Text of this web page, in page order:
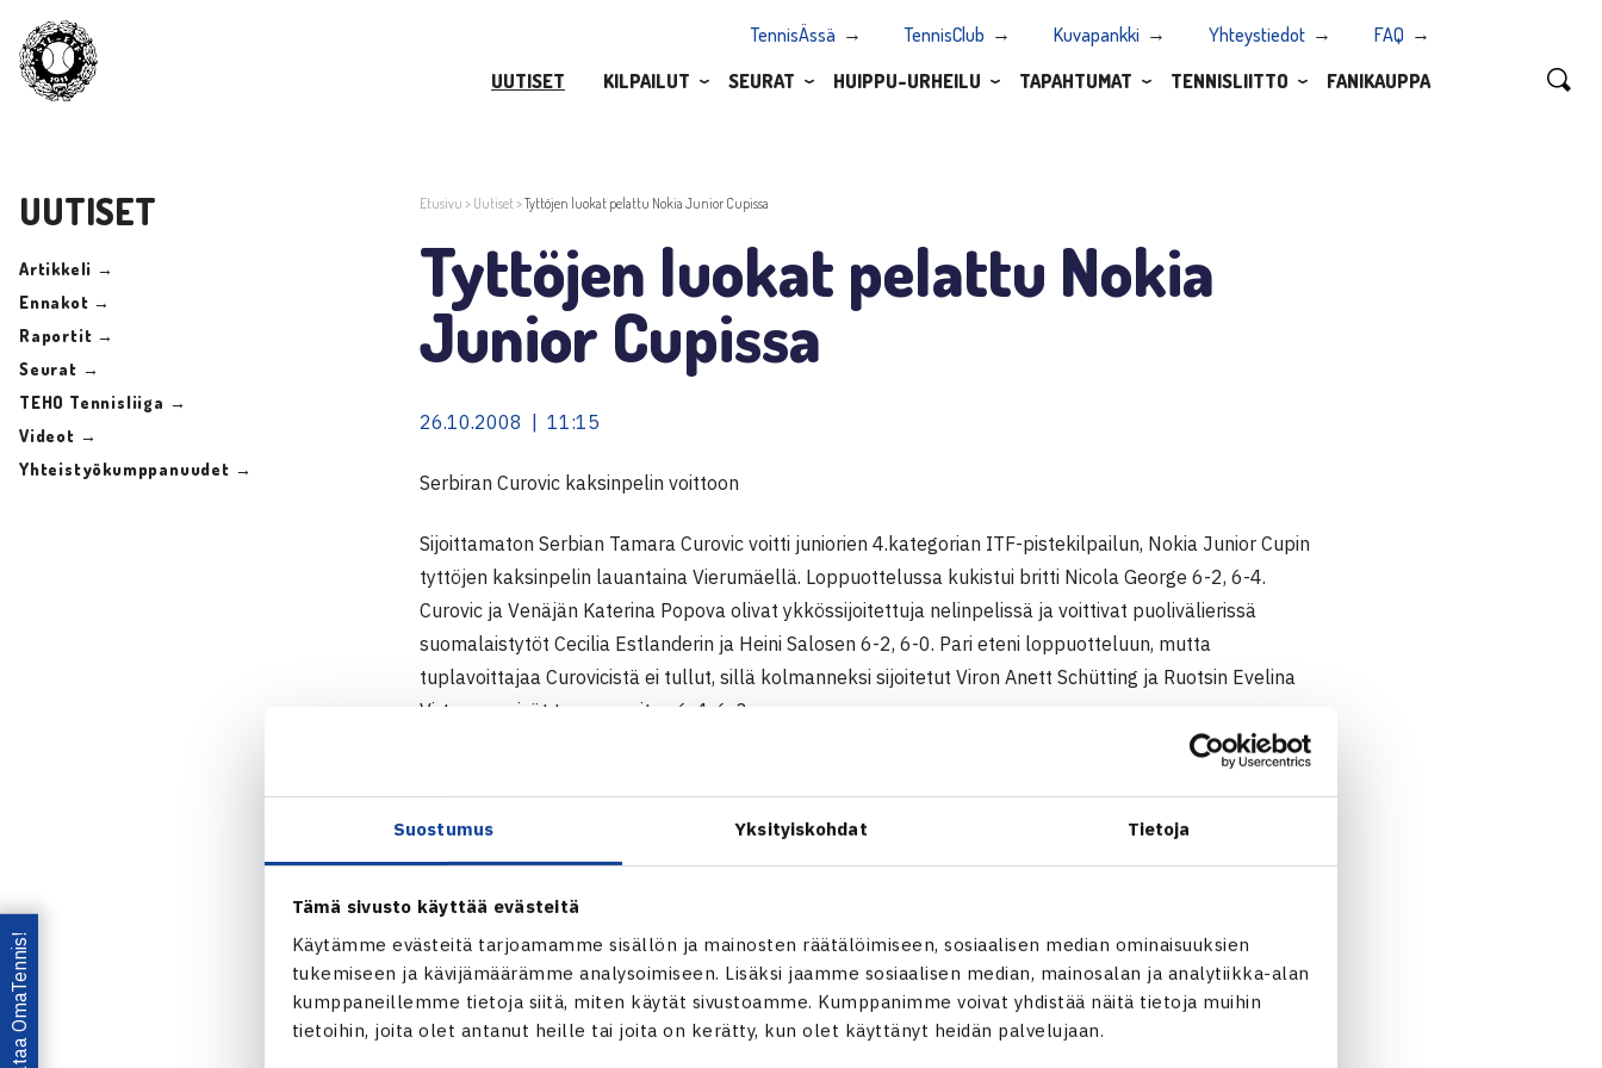
Suostumus Yksityiskohdat Tietoja
Tämä sivusto käyttää evästeitä
Käytämme evästeitä tarjoamamme sisällön ja mainosten räätälöimiseen, sosiaalisen median ominaisuuksien
tukemiseen ja kävijämäärämme analysoimiseen. Lisäksi jaamme sosiaalisen median, mainosalan ja analytiikka-alan
kumppaneillemme tietoja siitä, miten käytät sivustoamme. Kumppanimme voivat yhdistää näitä tietoja muihin
tietoihin, joita olet antanut heille tai joita on kerätty, kun olet käyttänyt heidän palvelujaan.
TennisÄssä TennisClub Kuvapankki Yhteystiedot
FAQ
UUTISET
KILPAILUT SEURAT HUIPPU-URHEILU TAPAHTUMAT TENNISLIITTO FANIKAUPPA
UUTISET
Artikkeli →
Ennakot →
Raportit →
Seurat →
TEHO Tennisliiga →
Videot →
Yhteistyökumppanuudet →
Etusivu > Uutiset>Tyttöjen luokat pelattu Nokia Junior Cupissa
Tyttöjen luokat pelattu Nokia
Junior Cupissa
26.10.2008 | 11:15
Serbiran Curovic kaksinpelin voittoon
Sijoittamaton Serbian Tamara Curovic voitti juniorien 4.kategorian ITF-pistekilpailun, Nokia Junior Cupin
tyttöjen kaksinpelin lauantaina Vierumäellä. Loppuottelussa kukistui britti Nicola George 6-2, 6-4.
Curovic ja Venäjän Katerina Popova olivat ykkössijoitettuja nelinpelissä ja voittivat puolivälierissä
suomalaistytöt Cecilia Estlanderin ja Heini Salosen 6-2, 6-0. Pari eteni loppuotteluun, mutta
tuplavoittajaa Curovicistä ei tullut, sillä kolmanneksi sijoitetut Viron Anett Schütting ja Ruotsin Evelina
Virtanen veivät turnausvoiton 6-4, 6-3.
Poikien kaksinpelin loppuottelussa ovat vastakkain kuudenneksi sijoitettu Liettuan Vadim Pinko ja
Pinko ja Dobydas Sakinis ovat nelinpelin loppuottelussa, jossa kohtaavat latvialaiset Arturs Kazijevsin
ja Mikelis Libietisin.
Pinko ja Sakinis voittivat ensimmäisellä kierroksella Tuomas Mannerin ja Juuso Ojasen 6-4, 7-6(3).
Ristomatti Lanne ja Waltteri Tuompo ottivat voiton ensimmäisellä kierroksella Juuso Laitisesta ja Mikko
Rajamäestä 6-3, 4-6, 7-5, mutta hävisivät sitten neljänneksi sijoitetuille hollantilaisille Bobbie de
Goeijenille ja David Pelille 2-6, 3-6.
Lataa OmaTennis!